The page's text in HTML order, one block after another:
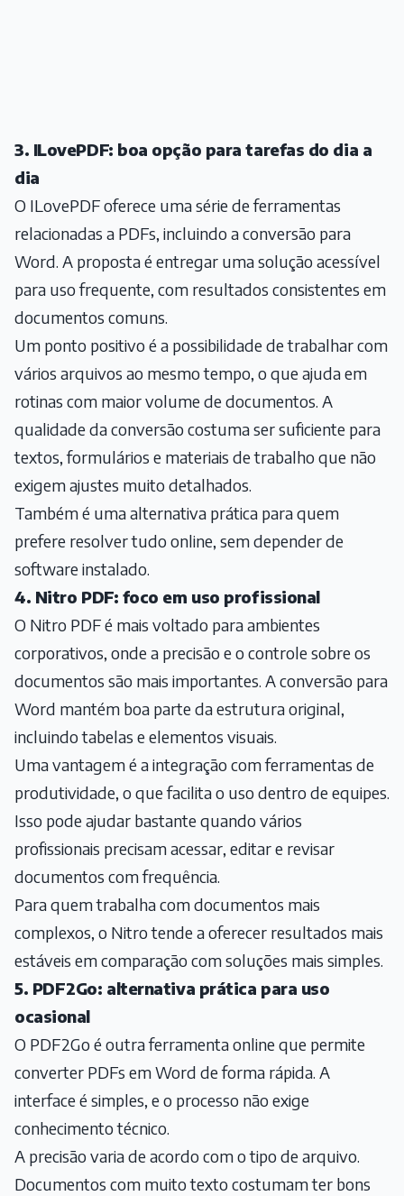
3. ILovePDF: boa opção para tarefas do dia a
dia
O ILovePDF oferece uma série de ferramentas
relacionadas a PDFs, incluindo a conversão para
Word. A proposta é entregar uma solução acessível
para uso frequente, com resultados consistentes em
documentos comuns.
Um ponto positivo é a possibilidade de trabalhar com
vários arquivos ao mesmo tempo, o que ajuda em
rotinas com maior volume de documentos. A
qualidade da conversão costuma ser suficiente para
textos, formulários e materiais de trabalho que não
exigem ajustes muito detalhados.
Também é uma alternativa prática para quem
prefere resolver tudo online, sem depender de
software instalado.
4. Nitro PDF: foco em uso profissional
O Nitro PDF é mais voltado para ambientes
corporativos, onde a precisão e o controle sobre os
documentos são mais importantes. A conversão para
Word mantém boa parte da estrutura original,
incluindo tabelas e elementos visuais.
Uma vantagem é a integração com ferramentas de
produtividade, o que facilita o uso dentro de equipes.
Isso pode ajudar bastante quando vários
profissionais precisam acessar, editar e revisar
documentos com frequência.
Para quem trabalha com documentos mais
complexos, o Nitro tende a oferecer resultados mais
estáveis em comparação com soluções mais simples.
5. PDF2Go: alternativa prática para uso
ocasional
O PDF2Go é outra ferramenta online que permite
converter PDFs em Word de forma rápida. A
interface é simples, e o processo não exige
conhecimento técnico.
A precisão varia de acordo com o tipo de arquivo.
Documentos com muito texto costumam ter bons